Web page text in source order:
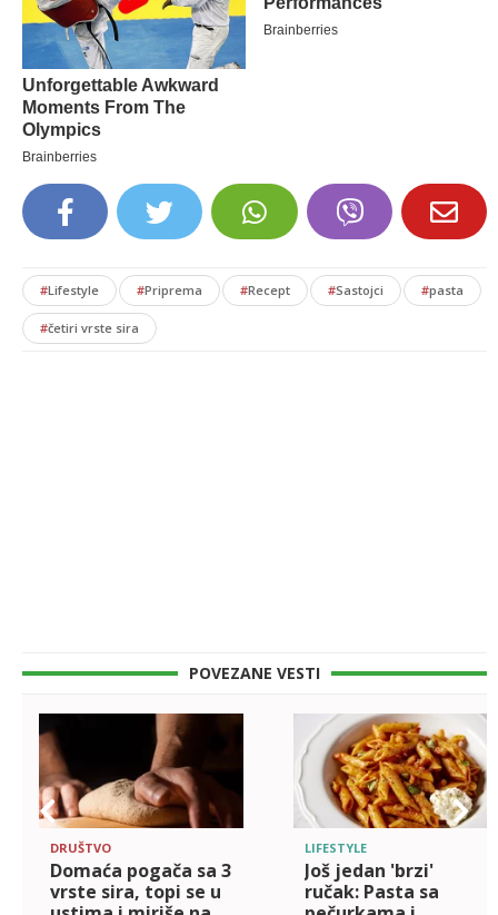
#Lifestyle #Priprema #Recept #Sastojci #pasta
#četiri vrste sira
POVEZANE VESTI
DRUŠTVO
Domaća pogača sa 3
vrste sira, topi se u
LIFESTYLE
Još jedan 'brzi'
ručak: Pasta sa